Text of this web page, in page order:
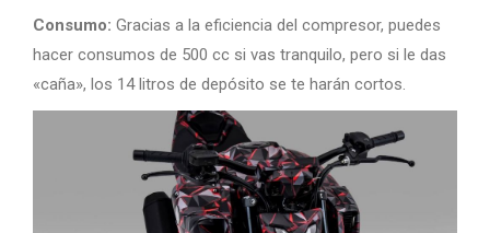
Consumo: Gracias a la eficiencia del compresor, puedes
hacer consumos de 500 cc si vas tranquilo, pero si le das
«caña», los 14 litros de depósito se te harán cortos.